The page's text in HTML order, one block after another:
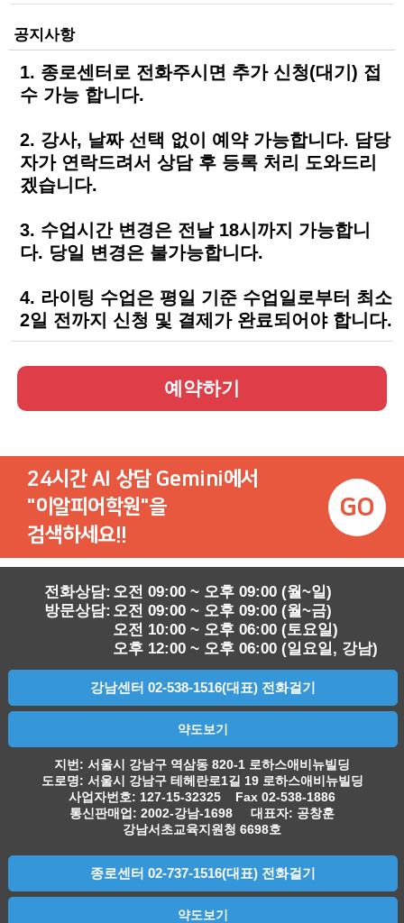
공지사항
1. 종로센터로 전화주시면 추가 신청(대기) 접
수 가능 합니다.
2. 강사, 날짜 선택 없이 예약 가능합니다. 담당
자가 연락드려서 상담 후 등록 처리 도와드리
겠습니다.
3. 수업시간 변경은 전날 18시까지 가능합니
다. 당일 변경은 불가능합니다.
4. 라이팅 수업은 평일 기준 수업일로부터 최소
2일 전까지 신청 및 결제가 완료되어야 합니다.
24시간 AI 상담 Gemini에서
"이알피어학원"을
검색하세요!!
GO
전화상담:
방문상담:
오전 09:00 ~ 오후 09:00 (월~일)
오전 09:00 ~ 오후 09:00 (월~금)
오전 10:00 ~ 오후 06:00 (토요일)
오후 12:00 ~ 오후 06:00 (일요일, 강남)
강남센터 02-538-1516(대표) 전화걸기
약도보기
지번: 서울시 강남구 역삼동 820-1 로하스애비뉴빌딩
도로명: 서울시 강남구 테헤란로1길 19 로하스애비뉴빌딩
사업자번호: 127-15-32325 Fax 02-538-1886
통신판매업: 2002-강남-1698 대표자: 공창훈
강남서초교육지원청 6698호
종로센터 02-737-1516(대표) 전화걸기
약도보기